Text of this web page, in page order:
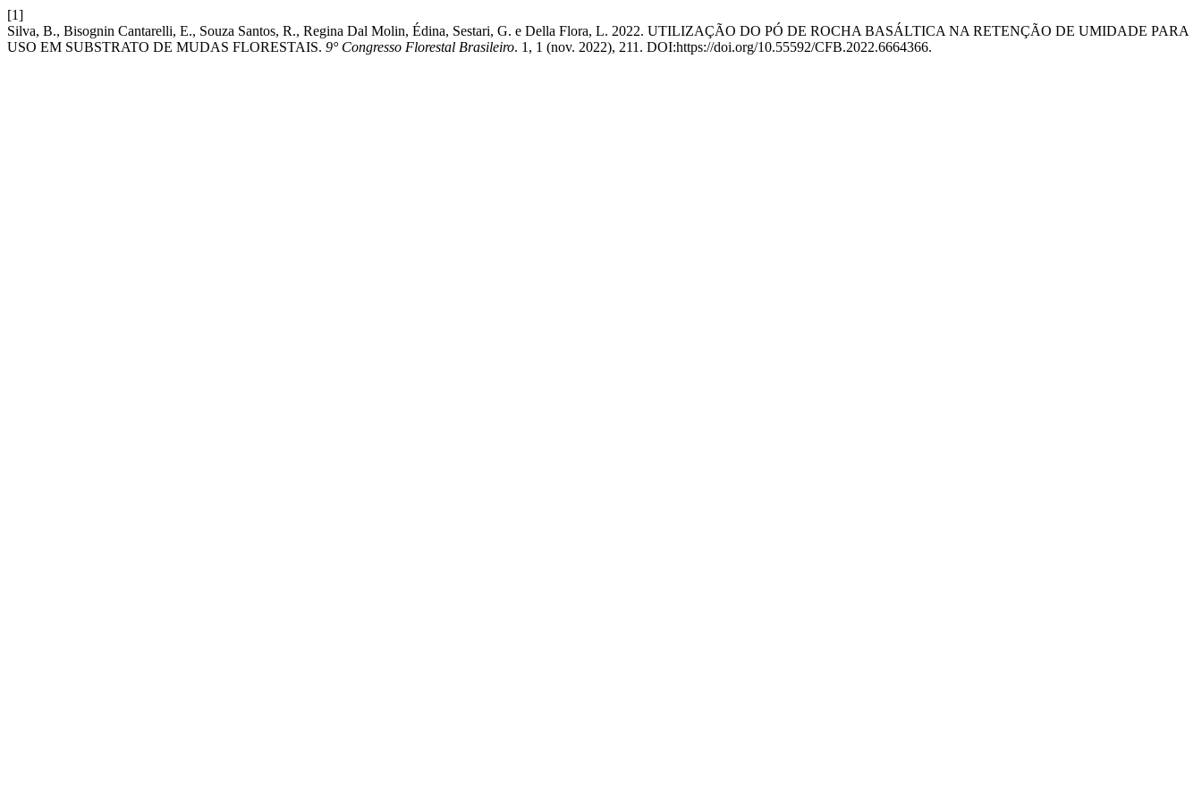
[1]
Silva, B., Bisognin Cantarelli, E., Souza Santos, R., Regina Dal Molin, Édina, Sestari, G. e Della Flora, L. 2022. UTILIZAÇÃO DO PÓ DE ROCHA BASÁLTICA NA RETENÇÃO DE UMIDADE PARA
USO EM SUBSTRATO DE MUDAS FLORESTAIS. 9° Congresso Florestal Brasileiro. 1, 1 (nov. 2022), 211. DOI:https://doi.org/10.55592/CFB.2022.6664366.